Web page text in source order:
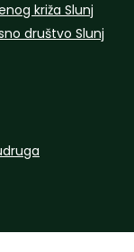
križa Slunj
društvo Slunj